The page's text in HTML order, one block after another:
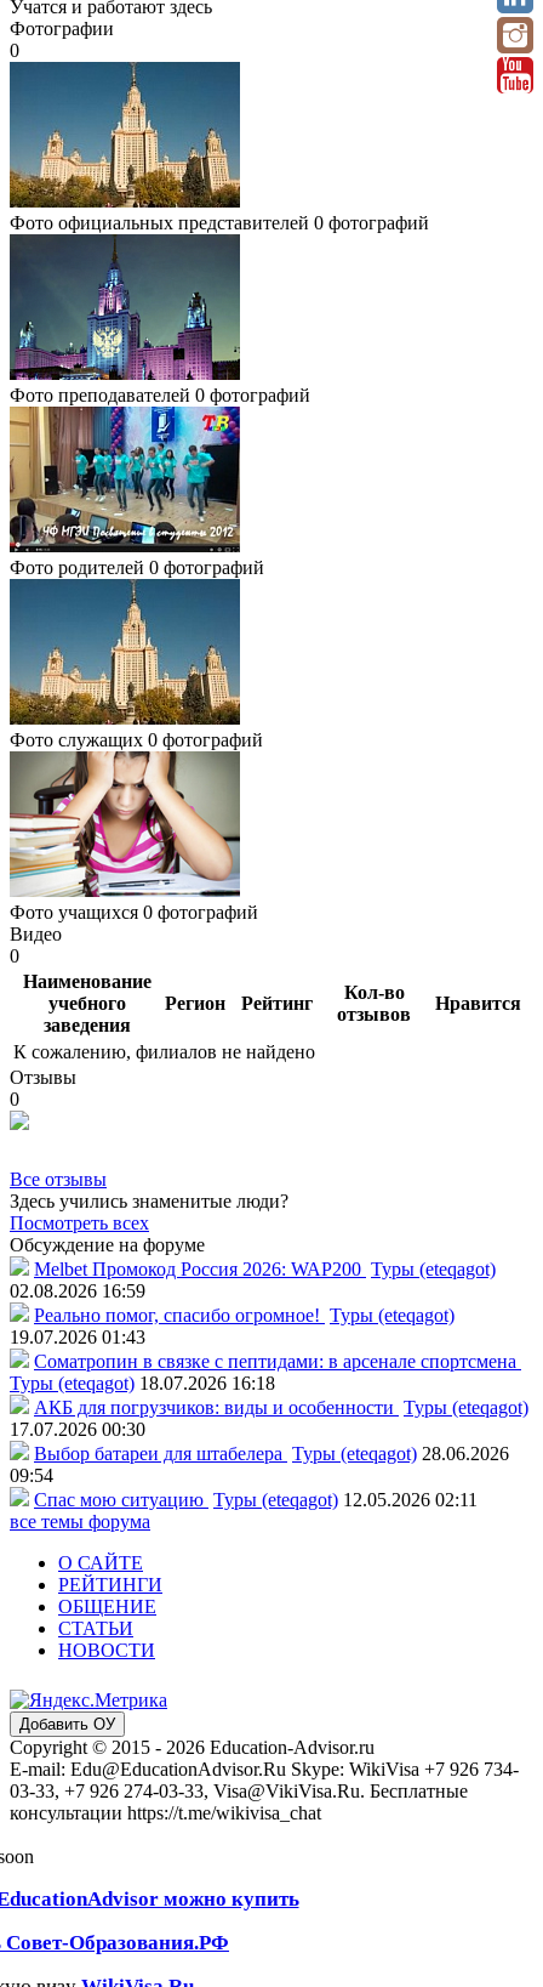
Учатся и работают здесь
Фотографии
0
Фото официальных представителей 0 фотографий
Фото преподавателей 0 фотографий
Фото родителей 0 фотографий
Фото служащих 0 фотографий
Фото учащихся 0 фотографий
Видео
0
Наименование
учебного
заведения
Регион Рейтинг
Кол-во
отзывов
Нравится
К сожалению, филиалов не найдено
Отзывы
0
Все отзывы
Здесь учились знаменитые люди?
Посмотреть всех
Обсуждение на форуме
Melbet Промокод Россия 2026: WAP200 Туры (eteqagot)
02.08.2026 16:59
Реально помог, спасибо огромное! Туры (eteqagot)
19.07.2026 01:43
Соматропин в связке с пептидами: в арсенале спортсмена
Туры (eteqagot) 18.07.2026 16:18
АКБ для погрузчиков: виды и особенности Туры (eteqagot)
17.07.2026 00:30
Выбор батареи для штабелера Туры (eteqagot) 28.06.2026
09:54
Спас мою ситуацию Туры (eteqagot) 12.05.2026 02:11
все темы форума
О САЙТЕ
РЕЙТИНГИ
ОБЩЕНИЕ
СТАТЬИ
НОВОСТИ
Добавить ОУ
Copyright © 2015 - 2026 Education-Advisor.ru
E-mail: Edu@EducationAdvisor.Ru Skype: WikiVisa +7 926 734-
03-33, +7 926 274-03-33, Visa@VikiVisa.Ru. Бесплатные
консультации https://t.me/wikivisa_chat
можно купить
Совет-Образования.РФ